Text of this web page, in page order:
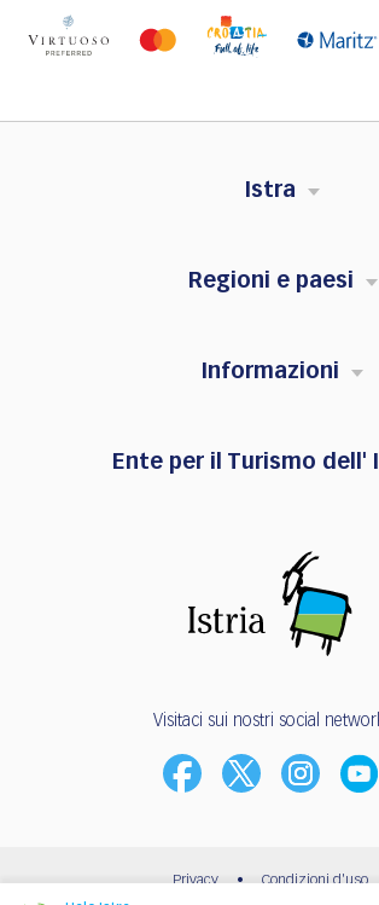
Istra
Regioni e paesi
Informazioni
Ente per il Turismo dell'
Visitaci sui nostri social
Privacy • Condizioni d'uso